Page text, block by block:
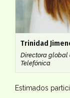
Trinidad
Directora global
Telefónica
Estimados